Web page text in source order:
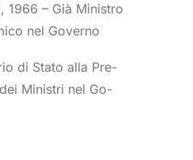
1966 – Già Ministro
nel Governo
di Stato alla Pre-
Ministri nel Go-